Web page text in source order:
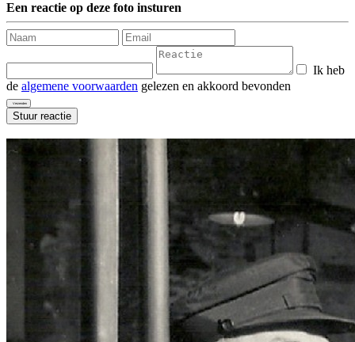
Een reactie op deze foto insturen
Ik heb
de algemene voorwaarden gelezen en akkoord bevonden